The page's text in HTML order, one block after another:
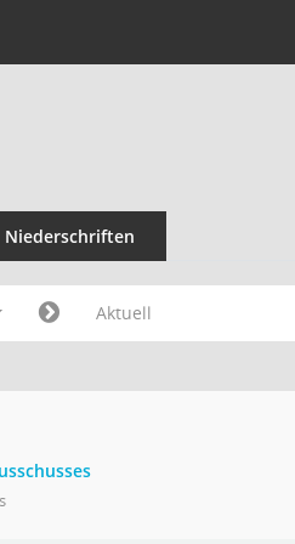
Niederschriften
Aktuell